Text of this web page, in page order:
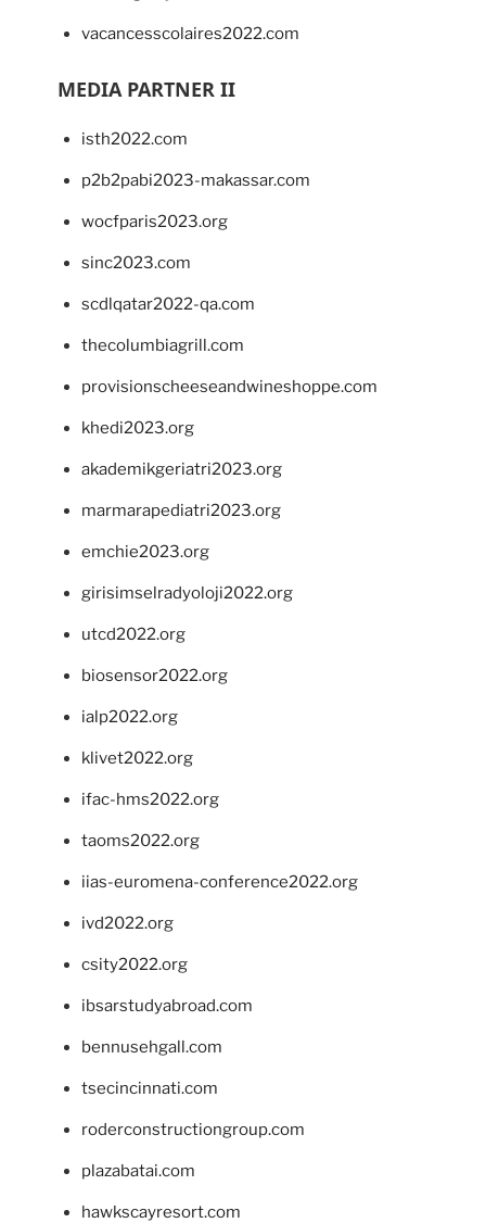
vacancesscolaires2022.com
MEDIA PARTNER II
isth2022.com
p2b2pabi2023-makassar.com
wocfparis2023.org
sinc2023.com
scdlqatar2022-qa.com
thecolumbiagrill.com
provisionscheeseandwineshoppe.com
khedi2023.org
akademikgeriatri2023.org
marmarapediatri2023.org
emchie2023.org
girisimselradyoloji2022.org
utcd2022.org
biosensor2022.org
ialp2022.org
klivet2022.org
ifac-hms2022.org
taoms2022.org
iias-euromena-conference2022.org
ivd2022.org
csity2022.org
ibsarstudyabroad.com
bennusehgall.com
tsecincinnati.com
roderconstructiongroup.com
plazabatai.com
hawkscayresort.com